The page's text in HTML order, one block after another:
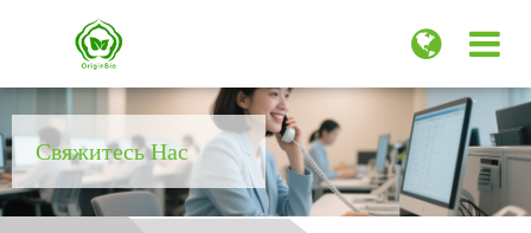
Свяжитесь Нас